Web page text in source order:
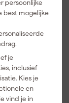
persoonlijke
best mogelijke
je
inclusief
Kies je
en
vind je in